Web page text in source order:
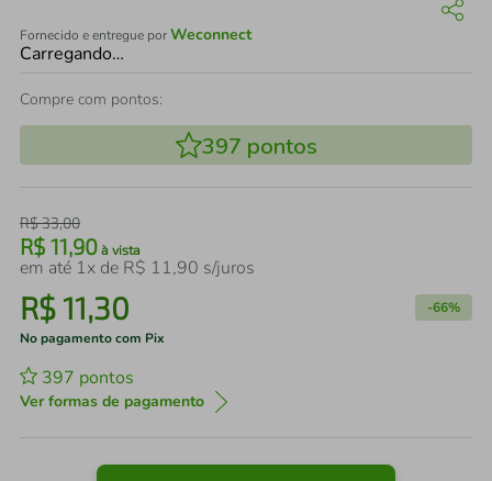
Fornecido e entregue porWeconnect
Carregando…
Compre com pontos:
397 pontos
R$33,00
R$ 11,90 à vista
em até 1x de R$ 11,90 s/juros
R$11,30 -66%
No pagamento com Pix
397 pontos
Ver formas de pagamento